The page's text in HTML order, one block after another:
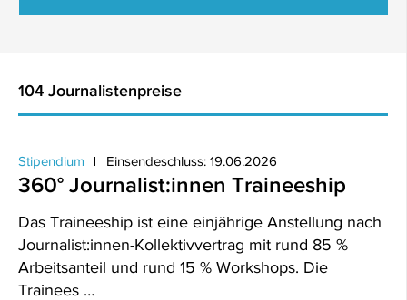
104 Journalistenpreise
Stipendium Einsendeschluss: 19.06.2026
360° Journalist:innen Traineeship
Das Traineeship ist eine einjährige Anstellung nach
Journalist:innen-Kollektivvertrag mit rund 85 %
Arbeitsanteil und rund 15 % Workshops. Die
Trainees …